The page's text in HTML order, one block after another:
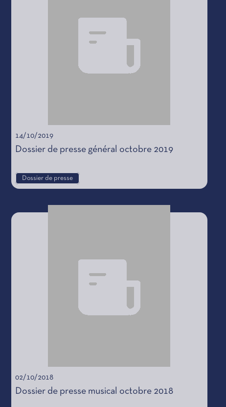
14/10/2019
Dossier de presse général octobre 2019
Dossier de presse
02/10/2018
Dossier de presse musical octobre 2018